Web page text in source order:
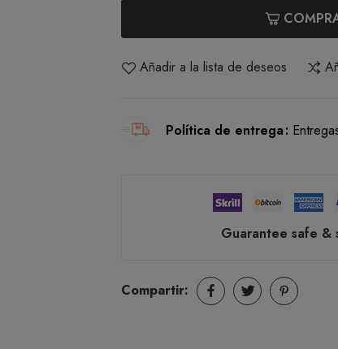
Añadir a la lista de deseos
Política de entrega
Guarantee safe &
Compartir: